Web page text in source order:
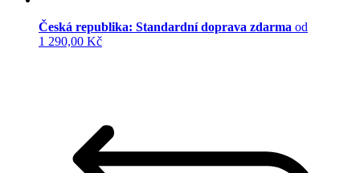
Česká republika: Standardní doprava zdarma od
1 290,00 Kč